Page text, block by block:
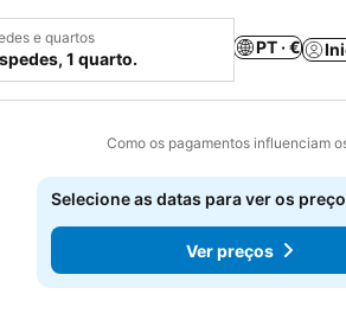
e quartos
1 quarto.
PT · €
Como os pagamentos influenciam
aos favoritos
Selecione as datas para ver os
Ver preços